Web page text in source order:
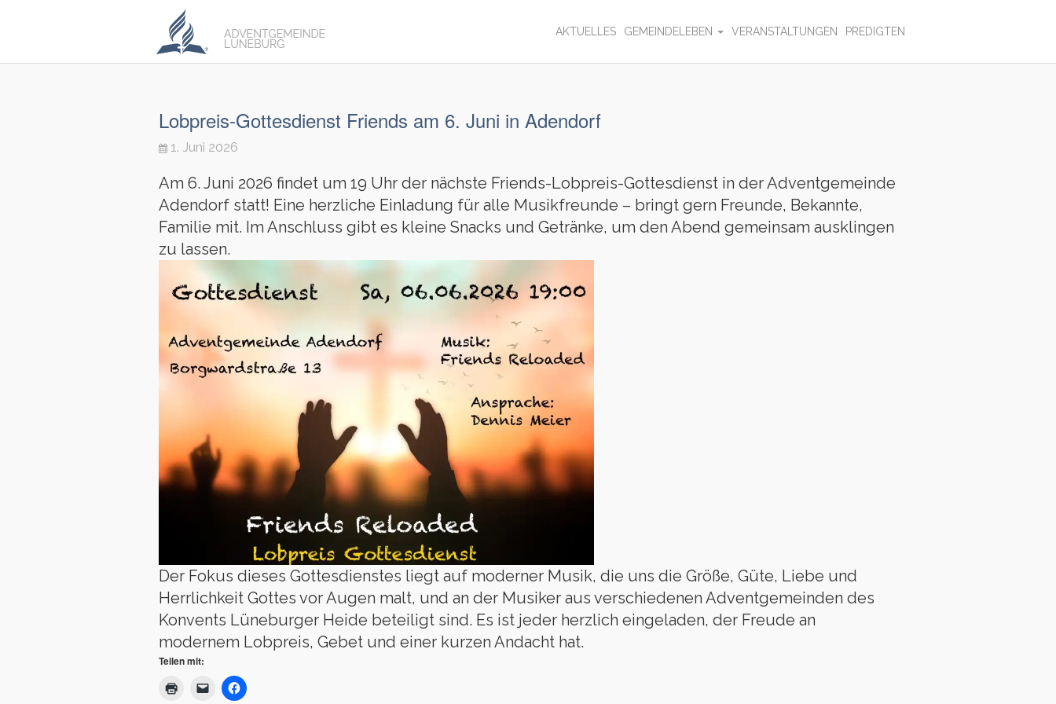
AKTUELLES GEMEINDELEBEN VERANSTALTUNGEN PREDIGTEN
Lobpreis-Gottesdienst Friends am 6. Juni in Adendorf
1. Juni 2026
Am 6. Juni 2026 findet um 19 Uhr der nächste Friends-Lobpreis-Gottesdienst in der Adventgemeinde
Adendorf statt! Eine herzliche Einladung für alle Musikfreunde – bringt gern Freunde, Bekannte,
Familie mit. Im Anschluss gibt es kleine Snacks und Getränke, um den Abend gemeinsam ausklingen
zu lassen.
Der Fokus dieses Gottesdienstes liegt auf moderner Musik, die uns die Größe, Güte, Liebe und
Herrlichkeit Gottes vor Augen malt, und an der Musiker aus verschiedenen Adventgemeinden des
Konvents Lüneburger Heide beteiligt sind. Es ist jeder herzlich eingeladen, der Freude an
modernem Lobpreis, Gebet und einer kurzen Andacht hat.
Teilen mit: